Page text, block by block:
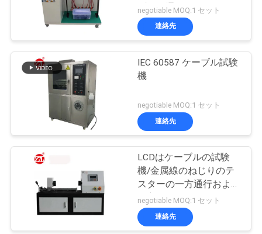
ブルで通信して下さい
negotiable MOQ:1 セット
連絡先
IEC 60587 ケーブル試験
機
negotiable MOQ:1 セット
連絡先
LCDはケーブルの試験
機/金属線のねじりのテ
スターの一方通行および
二方向にねじを選別しま
す
negotiable MOQ:1 セット
連絡先